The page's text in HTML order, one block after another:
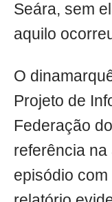
Seára, sem
aquilo
O
Projeto de
Federação
referência na
episódio